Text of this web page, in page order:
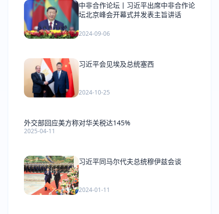
中非合作论坛丨习近平出席中非合作论
坛北京峰会开幕式并发表主旨讲话
2024-09-06
习近平会见埃及总统塞西
2024-10-25
外交部回应美方称对华关税达145%
2025-04-11
习近平同马尔代夫总统穆伊兹会谈
2024-01-11